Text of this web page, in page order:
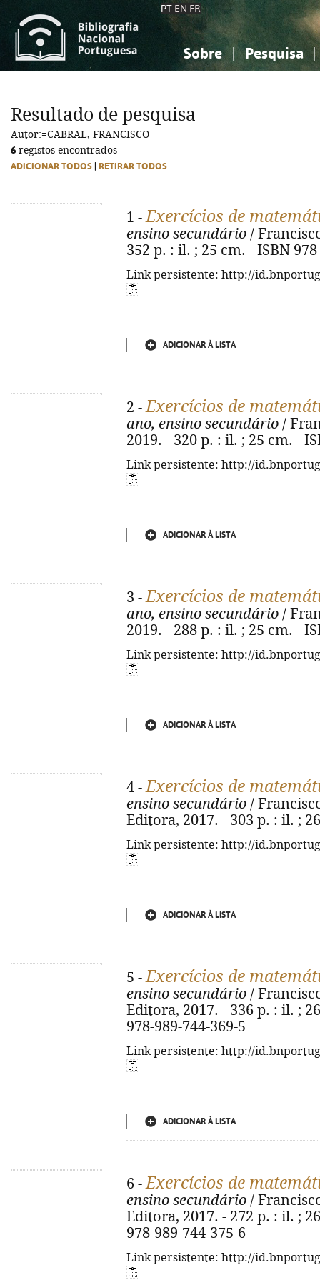
PT EN FR
Sobre Pesquisa
Ciências sociais...
Ciências sociais...
Resultado de pesquisa
Autor:=CABRAL, FRANCISCO
6 registos encontrados
ADICIONAR TODOS RETIRAR TODOS
1 -Exercícios de
ensino secundário /
352 p. : il. ; 25 cm. - ISBN
Link persistente: http://
ADICIONAR À LISTA
2 -Exercícios de
ano, ensino secundário /
2019. - 320 p. : il. ; 25 cm. -
Link persistente: http://
ADICIONAR À LISTA
3 -Exercícios de
ano, ensino secundário /
2019. - 288 p. : il. ; 25 cm. -
Link persistente: http://
ADICIONAR À LISTA
4 -Exercícios de
ensino secundário /
Editora, 2017. - 303 p. : il. ;
Link persistente: http://
ADICIONAR À LISTA
5 -Exercícios de
ensino secundário /
Editora, 2017. - 336 p. : il. ;
978-989-744-369-5
Link persistente: http://
ADICIONAR À LISTA
6 -Exercícios de
ensino secundário /
Editora, 2017. - 272 p. : il. ;
978-989-744-375-6
Link persistente: http://